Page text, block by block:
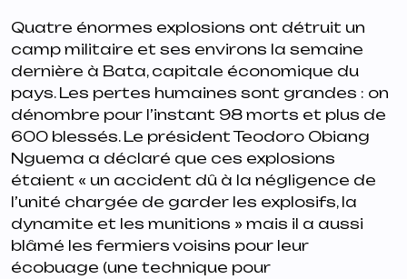
Quatre énormes explosions ont détruit un
camp militaire et ses environs la semaine
dernière à Bata, capitale économique du
pays. Les pertes humaines sont grandes : on
dénombre pour l’instant 98 morts et plus de
600 blessés. Le président Teodoro Obiang
Nguema a déclaré que ces explosions
étaient « un accident dû à la négligence de
l’unité chargée de garder les explosifs, la
dynamite et les munitions » mais il a aussi
blâmé les fermiers voisins pour leur
écobuage (une technique pour